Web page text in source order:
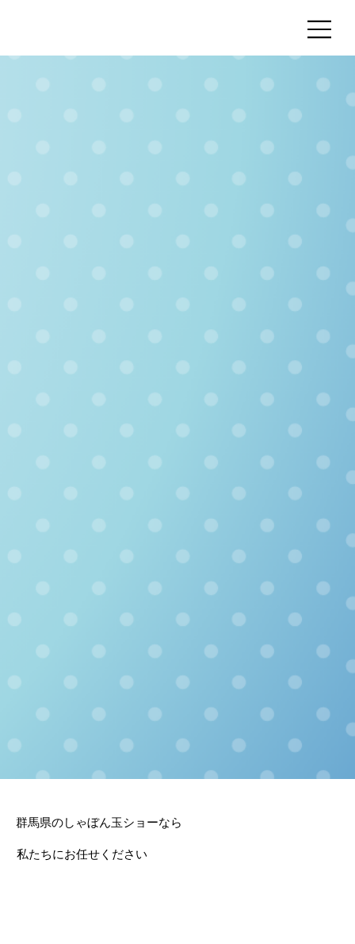
群馬県のしゃぼん玉ショーなら
私たちにお任せください